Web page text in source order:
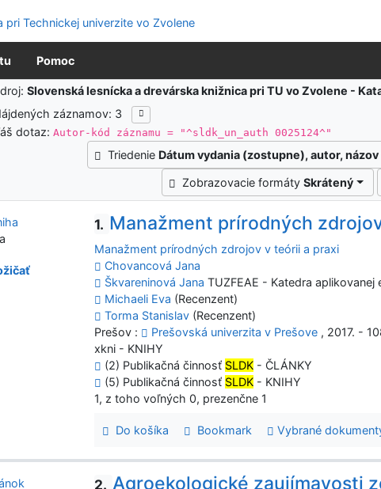
Pomoc
Slovenská lesnícka a drevárska knižnica pri TU vo Zvolene -
záznamov: 3
dotaz:Autor-kód záznamu = "^sldk_un_auth 0025124^"
Triedenie Dátum vydania (zostupne), autor, názov
Zobrazovacie formátySkrátený
1. Manažment prírodných
Manažment prírodných zdrojov v teórii a praxi
Chovancová Jana
Škvareninová Jana TUZFEAE - Katedra aplikovanej
Michaeli Eva (Recenzent)
Torma Stanislav (Recenzent)
Prešov :
Prešovská univerzita v Prešove , 2017. -
xkni - KNIHY
(2) Publikačná činnosť SLDK - ČLÁNKY
(5) Publikačná činnosť SLDK - KNIHY
1, z toho voľných 0, prezenčne 1
Do košíka Bookmark Vybrané
2. Agroekologické zaujímavosti